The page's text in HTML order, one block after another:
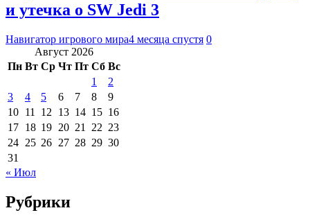
и утечка о SW Jedi 3
Навигатор игрового мира4 месяца спустя 0
Август 2026
Пн Вт Ср Чт Пт Сб Вс
1
2
3
4 5 6 7 8
9
10 11 12 13 14 15 16
17 18 19 20 21 22 23
24 25 26 27 28 29 30
31
« Июл
Рубрики